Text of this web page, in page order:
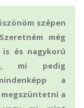
szépen
még
és nagykorú
mi pedig
a
a